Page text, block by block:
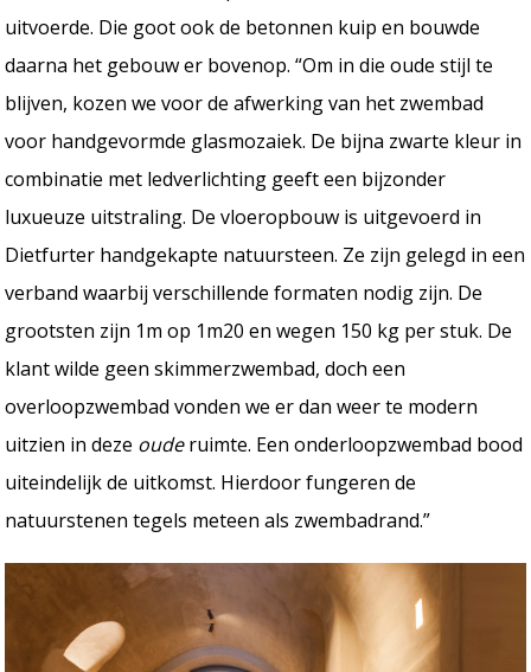
uitvoerde. Die goot ook de betonnen kuip en bouwde
daarna het gebouw er bovenop. “Om in die oude stijl te
blijven, kozen we voor de afwerking van het zwembad
voor handgevormde glasmozaiek. De bijna zwarte kleur in
combinatie met ledverlichting geeft een bijzonder
luxueuze uitstraling. De vloeropbouw is uitgevoerd in
Dietfurter handgekapte natuursteen. Ze zijn gelegd in een
verband waarbij verschillende formaten nodig zijn. De
grootsten zijn 1m op 1m20 en wegen 150 kg per stuk. De
klant wilde geen skimmerzwembad, doch een
overloopzwembad vonden we er dan weer te modern
uitzien in deze ouderuimte. Een onderloopzwembad bood
uiteindelijk de uitkomst. Hierdoor fungeren de
natuurstenen tegels meteen als zwembadrand.”